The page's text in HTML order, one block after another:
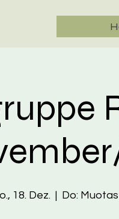
18. Dez.
  |
Do: